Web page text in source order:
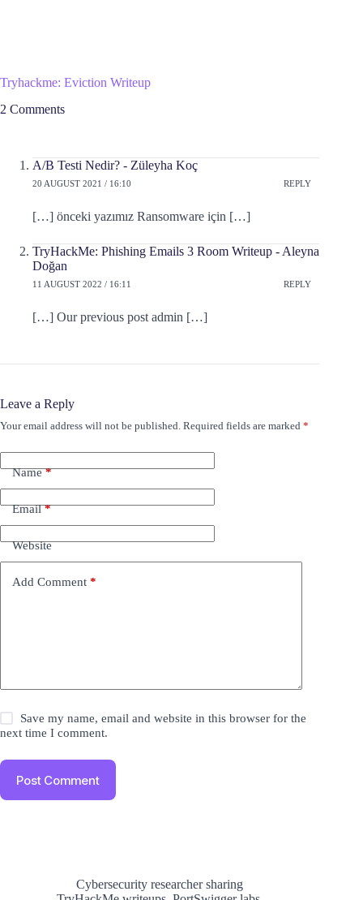
Tryhackme: Eviction Writeup
2 Comments
A/B Testi Nedir? - Züleyha Koç
20 AUGUST 2021 / 16:10 REPLY
[…] önceki yazımız Ransomware için […]
TryHackMe: Phishing Emails 3 Room Writeup - Aleyna
Doğan
11 AUGUST 2022 / 16:11 REPLY
[…] Our previous post admin […]
Leave a Reply
Your email address will not be published. Required fields are marked *
Name*
Email*
Website
Add Comment *
Save my name, email and website in this browser for the
next time I comment.
Post Comment
Cybersecurity researcher sharing